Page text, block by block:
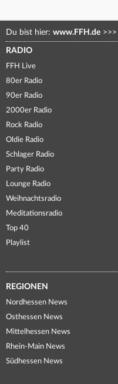
Du bist hier: www.FFH.de >>>
RADIO
FFH Live
80er Radio
90er Radio
2000er Radio
Rock Radio
Oldie Radio
Schlager Radio
Party Radio
Lounge Radio
Weihnachtsradio
Meditationsradio
Top 40
Playlist
REGIONEN
Nordhessen News
Osthessen News
Mittelhessen News
Rhein-Main News
Südhessen News